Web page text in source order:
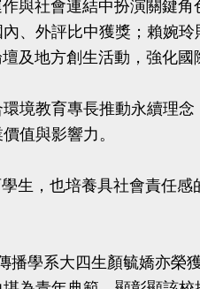
社會連結中扮演關鍵角
、外評比中獲獎；賴婉
及地方創生活動，強化國
教育專長推動永續理念
值與影響力。
，也培養具社會責任感
學系大四生顏毓嬌亦榮